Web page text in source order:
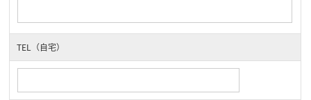
TEL（自宅）